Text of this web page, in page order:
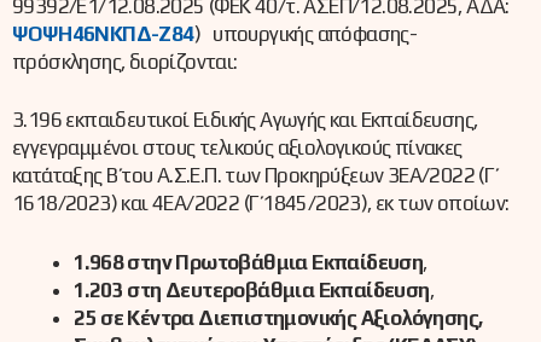
99392/Ε1/12.08.2025 (ΦΕΚ 40/τ. ΑΣΕΠ/12.08.2025, ΑΔΑ:
ΨΟΨΗ46ΝΚΠΔ-Ζ84) υπουργικής απόφασης-
πρόσκλησης, διορίζονται:
3.196 εκπαιδευτικοί Ειδικής Αγωγής και Εκπαίδευσης,
εγγεγραμμένοι στους τελικούς αξιολογικούς πίνακες
κατάταξης Β΄ του Α.Σ.Ε.Π. των Προκηρύξεων 3ΕΑ/2022 (Γ΄
1618/2023) και 4ΕΑ/2022 (Γ΄ 1845/2023), εκ των οποίων:
1.968 στην Πρωτοβάθμια Εκπαίδευση,
1.203 στη Δευτεροβάθμια Εκπαίδευση,
25 σε Κέντρα Διεπιστημονικής Αξιολόγησης,